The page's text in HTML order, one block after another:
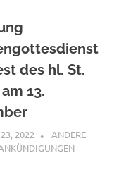
des hl. St.
13.
2022
BÜRGERVEREIN
WACHENDORF
ANDERE